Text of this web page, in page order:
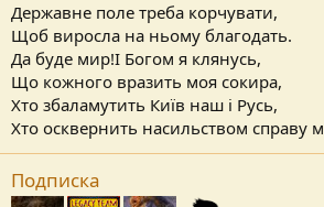
Державне поле треба корчувати,
Щоб виросла на ньому благодать.
Да буде мир!І Богом я клянусь,
Що кожного вразить моя сокира,
Хто збаламутить Київ наш і Русь,
Хто осквернить насильством справу
Подписка